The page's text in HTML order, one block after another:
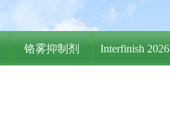
铬雾抑制剂 Interfinish 2026